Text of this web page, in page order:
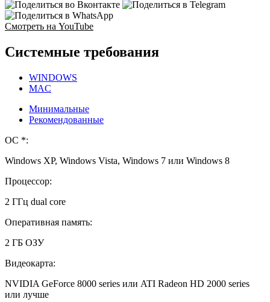
Смотреть на YouTube
Системные требования
WINDOWS
MAC
Минимальные
Рекомендованные
ОС *:
Windows XP, Windows Vista, Windows 7 или Windows 8
Процессор:
2 ГГц dual core
Оперативная память:
2 ГБ ОЗУ
Видеокарта:
NVIDIA GeForce 8000 series или ATI Radeon HD 2000 series
или лучше